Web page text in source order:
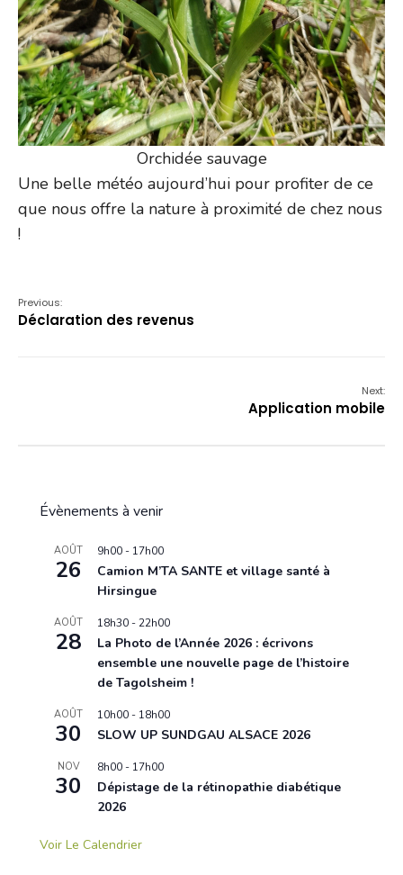
Orchidée sauvage
Une belle météo aujourd’hui pour profiter de ce
que nous offre la nature à proximité de chez nous
!
Previous:
Déclaration des revenus
Next:
Application mobile
Évènements à venir
AOÛT
26
9h00 - 17h00
Camion M’TA SANTE et village santé à
Hirsingue
AOÛT
28
18h30 -22h00
La Photo de l’Année 2026 : écrivons
ensemble une nouvelle page de l’histoire
de Tagolsheim !
AOÛT
30
10h00 - 18h00
SLOW UP SUNDGAU ALSACE 2026
NOV
30
8h00 - 17h00
Dépistage de la rétinopathie diabétique
2026
Voir Le Calendrier